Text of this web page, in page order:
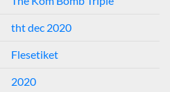
tht dec 2020
Flesetiket
2020